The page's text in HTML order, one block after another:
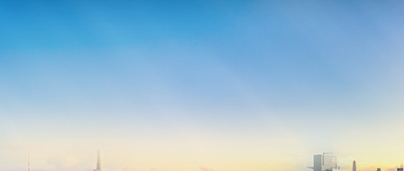
司